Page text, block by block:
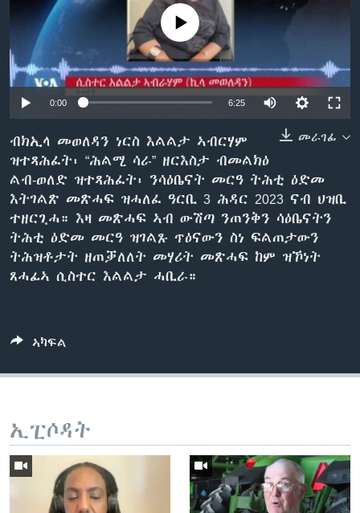
ቂሔ ጽልሚ
ቋንቋታት No media source currently available
0:00 6:25
መራገፊ
ብክኢላ መወለዳን ነርስ እልልታ ኣብርሃም
ዝተጻሕፈት፡ “ሕልሚ ሳራ” ዘርእስታ ብመልክዕ
ልብ-ወለድ ዝተጻሕፈት፡ ንሳዕቤናት መርዓ ትሕቲ ዕድመ
እትገልጽ መጽሓፍ ዝሓለፈ ዓርቢ 3 ሕዳር 2023 ናብ ህዝቢ
ተዘርጊሓ። እዛ መጽሓፍ ኣብ ውሽጣ ንጠንቅን ሳዕቤናትን
ትሕቲ ዕድመ መርዓ ዝገልጹ ጥዕናውን ስነ ፍልጠታውን
ትሕዝቶታት ዘጠቓለለት መሃሪት መጽሓፍ ከም ዝኾነት
ጸሓፊኣ ሲስተር እልልታ ሓቢራ።
ኣካፍል
ኢፒሶዳት